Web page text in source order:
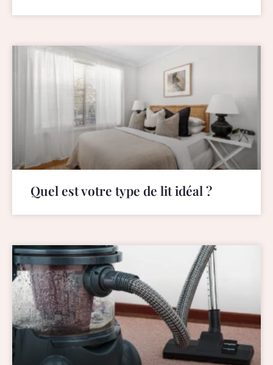
Quel est votre type de lit idéal ?